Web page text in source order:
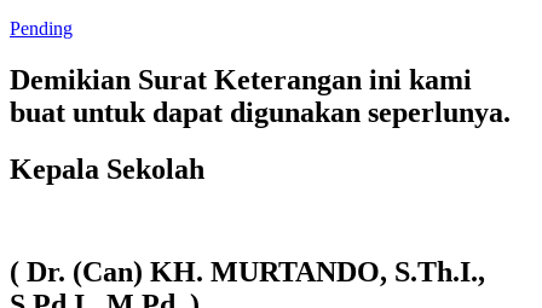
Pending
Demikian Surat Keterangan ini kami
buat untuk dapat digunakan seperlunya.
Kepala Sekolah
( Dr. (Can) KH. MURTANDO, S.Th.I.,